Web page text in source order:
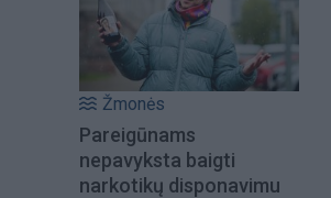
Žmonės
Pareigūnams
nepavyksta baigti
narkotikų disponavimu